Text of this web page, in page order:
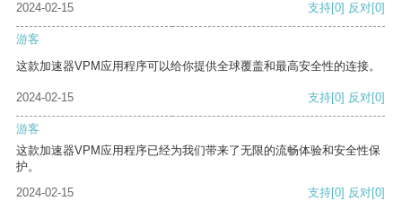
2024-02-15 支持[0] 反对[0]
游客
这款加速器VPM应用程序可以给你提供全球覆盖和最高安全性的连接。
2024-02-15 支持[0] 反对[0]
游客
这款加速器VPM应用程序已经为我们带来了无限的流畅体验和安全性保
护。
2024-02-15
支持[0] 反对[0]